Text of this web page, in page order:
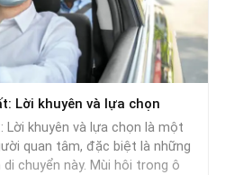
Lời khuyên và lựa chọn
khuyên và lựa chọn là một
quan tâm, đặc biệt là những
chuyển này. Mùi hôi trong ô